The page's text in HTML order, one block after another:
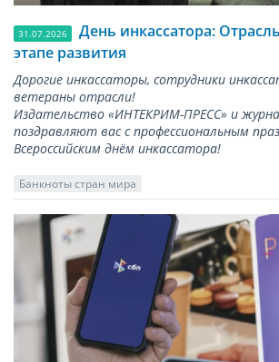
31.07.2026
День инкассатора:
этапе развития
Дорогие инкассаторы, сотрудники
ветераны отрасли!
Издательство «ИНТЕКРИМ-ПРЕСС» и
поздравляют вас с профессиональным
Всероссийским днём инкассатора!
Банкноты стран мира